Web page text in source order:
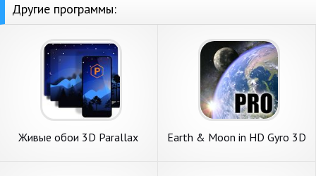
Другие программы:
Живые обои 3D Parallax
Earth & Moon in HD Gyro 3D